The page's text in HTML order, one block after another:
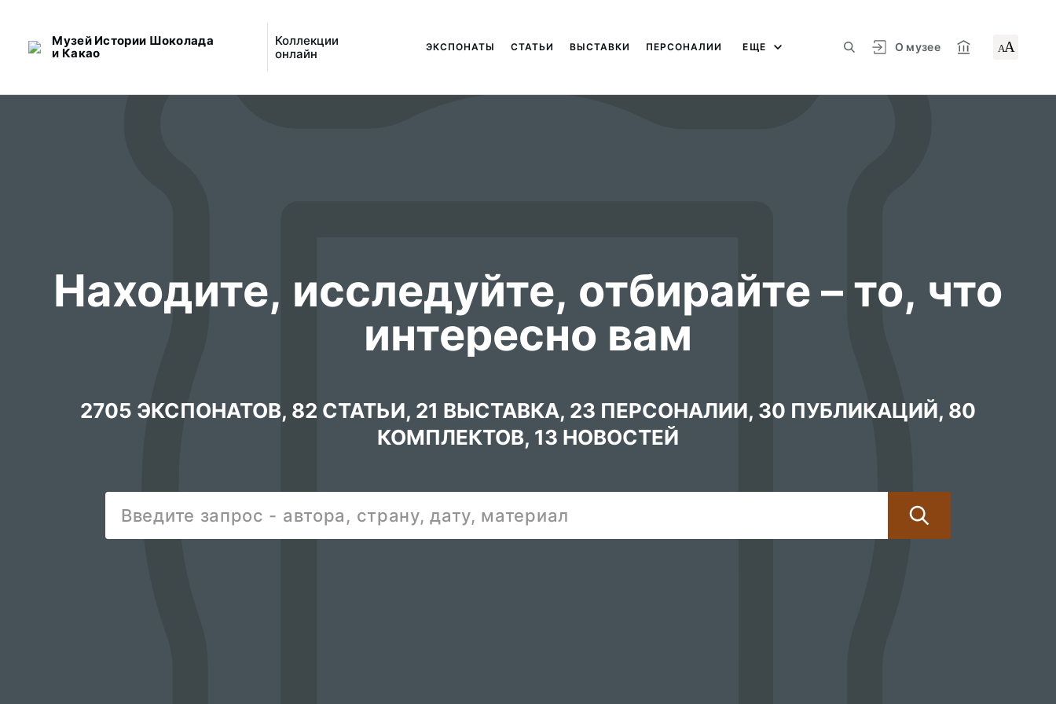
Музей Истории Шоколада
и Какао
Коллекции
онлайн
О музее АА
ЭКСПОНАТЫ СТАТЬИ ВЫСТАВКИ ПЕРСОНАЛИИ ЕЩЕ
Находите, исследуйте, отбирайте – то, что
интересно вам
2705 ЭКСПОНАТОВ, 82 СТАТЬИ, 21 ВЫСТАВКА, 23 ПЕРСОНАЛИИ, 30 ПУБЛИКАЦИЙ, 80
КОМПЛЕКТОВ, 13 НОВОСТЕЙ